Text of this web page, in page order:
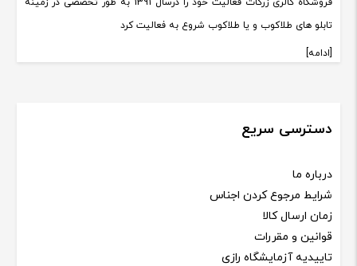
تابلو های طلاکوب و یا طلاکوب شروع به فعالیت کرد
[ادامه]
دسترسی سریع
درباره ما
شرایط مرجوع کردن اجناس
زمان ارسال کالا
قوانین و مقررات
تاییدیه آزمایشگاه رازی